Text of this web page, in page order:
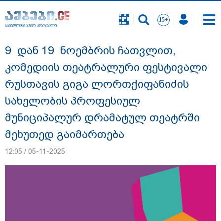
საინფორმაციო პორტალი
"ნატა ვიბლიანის საქმეზე საზოგადოება
უახლოეს დღეებში გაიგებს სიახლეს,
დაიდება პირველი მნიშვნელოვანი
შედეგი და ოფიციალურად ცნობენ
საინფორმაციო პორტალი
9 დან 19 ნოემბრის ჩათვლით,
კომედიის თეატრალური ფესტივალი
რუსთავის გიგა ლორთქიფანიძის
სახელობის პროფესიულ
მუნიციპალურ დრამატულ თეატრში
მეხუთედ გაიმართება
12:05 / 05-11-2025